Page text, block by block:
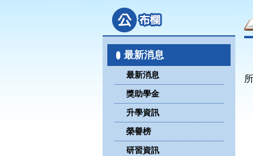
最新消息
最新消息
獎助學金
升學資訊
榮譽榜
研習資訊